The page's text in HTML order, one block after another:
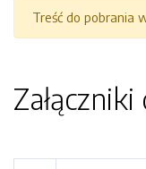
Treść do pobrania